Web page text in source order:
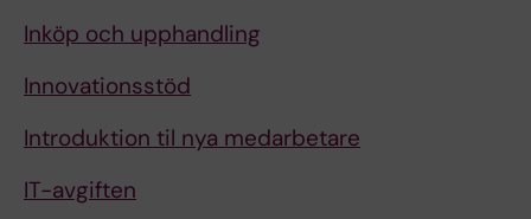
Inköp och upphandling
Innovationsstöd
Introduktion til nya medarbetare
IT-avgiften